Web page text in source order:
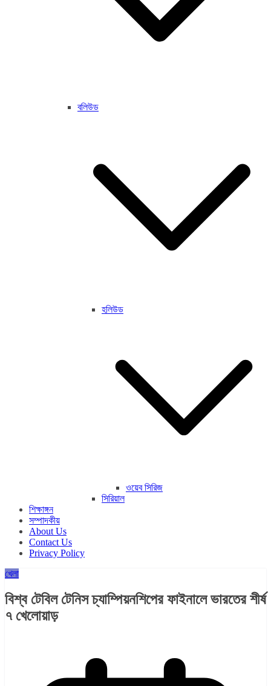
বলিউড
হলিউড
ওয়েব সিরিজ
সিরিয়াল
শিক্ষাঙ্গন
সম্পাদকীয়
About Us
Contact Us
Privacy Policy
খেলা
বিশ্ব টেবিল টেনিস চ্যাম্পিয়নশিপের ফাইনালে ভারতের শীর্ষ
৭ খেলোয়াড়